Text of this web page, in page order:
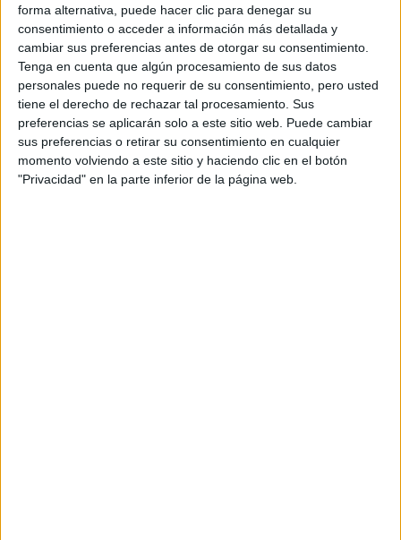
forma alternativa, puede hacer clic para denegar su
consentimiento o acceder a información más detallada y
cambiar sus preferencias antes de otorgar su consentimiento.
Tenga en cuenta que algún procesamiento de sus datos
personales puede no requerir de su consentimiento, pero usted
tiene el derecho de rechazar tal procesamiento. Sus
preferencias se aplicarán solo a este sitio web. Puede cambiar
sus preferencias o retirar su consentimiento en cualquier
momento volviendo a este sitio y haciendo clic en el botón
"Privacidad" en la parte inferior de la página web.